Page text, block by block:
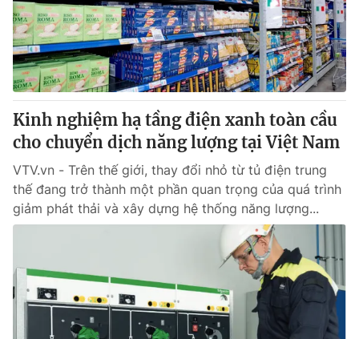
Sản phẩm
Thị trường
Tư vấn
Lịch phát sóng
Chuyên mục khác
Emagazine Podcast
Photo Infographic
Video Shorts video
VTV Money VTV Thể thao
VTV Sức khoẻ Bất động sản
Kinh nghiệm hạ tầng điện xanh toàn cầu
cho chuyển dịch năng lượng tại Việt Nam
VTV.vn - Trên thế giới, thay đổi nhỏ từ tủ điện trung
thế đang trở thành một phần quan trọng của quá trình
giảm phát thải và xây dựng hệ thống năng lượng...